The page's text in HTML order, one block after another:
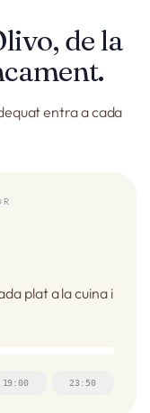
de la
entra a cada
plat a la cuina i
19:00 23:50